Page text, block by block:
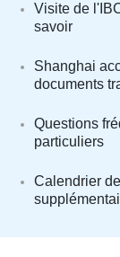
Visite de
savoir
Shanghai
documents
Questions
particuliers
Calendrier